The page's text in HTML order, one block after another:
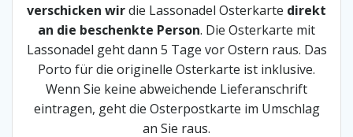
verschicken wirdie Lassonadel Osterkarte direkt
an die beschenkte Person. Die Osterkarte mit
Lassonadel geht dann 5 Tage vor Ostern raus. Das
Porto für die originelle Osterkarte ist inklusive.
Wenn Sie keine abweichende Lieferanschrift
eintragen, geht die Osterpostkarte im Umschlag
an Sie raus.